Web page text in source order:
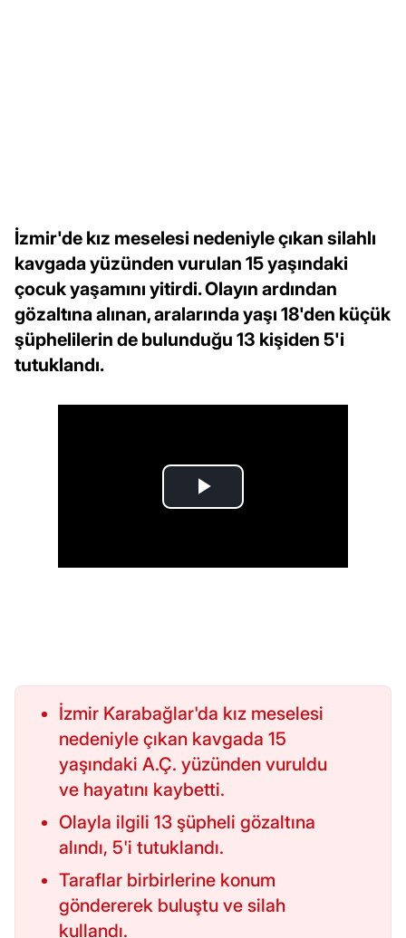
İzmir'de kız meselesi nedeniyle çıkan silahlı
kavgada yüzünden vurulan 15 yaşındaki
çocuk yaşamını yitirdi. Olayın ardından
gözaltına alınan, aralarında yaşı 18'den küçük
şüphelilerin de bulunduğu 13 kişiden 5'i
tutuklandı.
İzmir Karabağlar'da kız meselesi
nedeniyle çıkan kavgada 15
yaşındaki A.Ç. yüzünden vuruldu
ve hayatını kaybetti.
Olayla ilgili 13 şüpheli gözaltına
alındı, 5'i tutuklandı.
Taraflar birbirlerine konum
göndererek buluştu ve silah
kullandı.